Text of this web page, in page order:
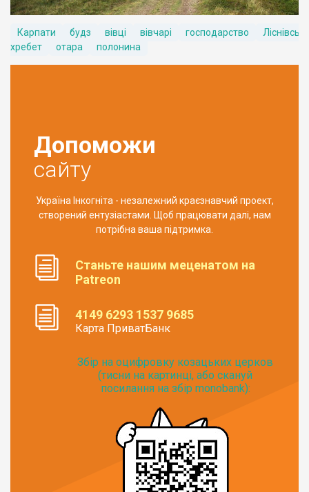
Карпати будз вівці вівчарі господарство
хребет
отара полонина
Допоможи
сайту
Україна Інкогніта - незалежний краєзнавчий проект,
створений ентузіастами. Щоб працювати далі, нам
потрібна ваша підтримка.
Станьте нашим меценатом на
Patreon
4149 6293 1537 9685
Карта ПриватБанк
Збір на оцифровку козацьких церков
(тисни на картинці, або скануй
посилання на збір monobank):